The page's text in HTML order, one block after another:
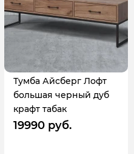
Тумба Айсберг Лофт
большая черный дуб
крафт табак
19990 руб.